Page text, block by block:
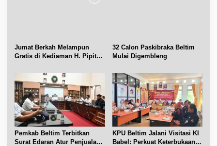
Jumat Berkah Melampun
Gratis di Kediaman H. Pipit
32 Calon Paskibraka Beltim
Mulai Digembleng
Pemkab Beltim Terbitkan
Surat Edaran Atur Penjualan
KPU Beltim Jalani Visitasi KI
Babel: Perkuat Keterbukaan